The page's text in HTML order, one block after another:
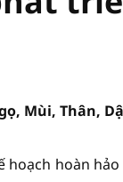
Mùi, Thân,
hoạch hoàn